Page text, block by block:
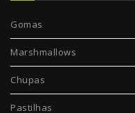
Gomas
Marshmallows
Chupas
Pastilhas